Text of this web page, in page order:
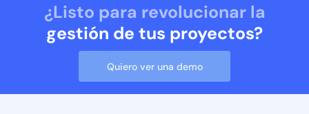
¿Listo para revolucionar la
gestión de tus proyectos?
Quiero ver una demo